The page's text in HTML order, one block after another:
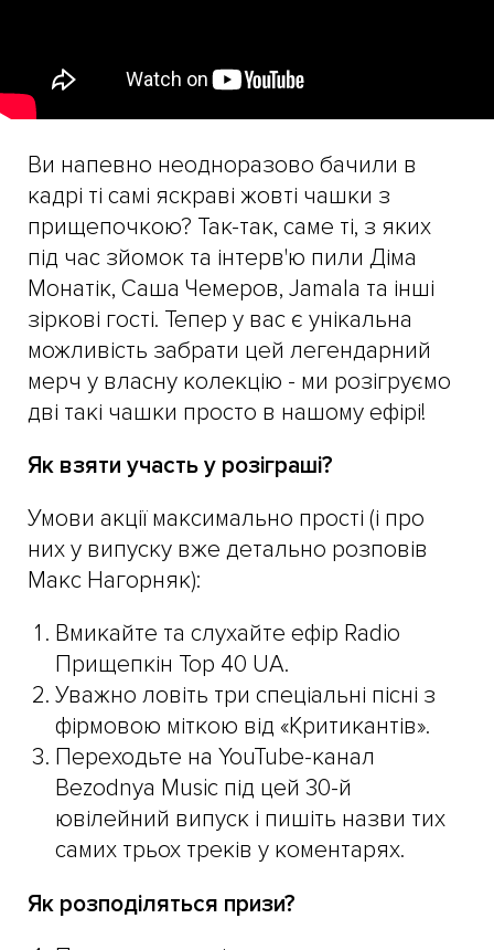
Ви напевно неодноразово бачили в
кадрі ті самі яскраві жовті чашки з
прищепочкою? Так-так, саме ті, з яких
під час зйомок та інтерв'ю пили Діма
Монатік, Саша Чемеров, Jamala та інші
зіркові гості. Тепер у вас є унікальна
можливість забрати цей легендарний
мерч у власну колекцію - ми розігруємо
дві такі чашки просто в нашому ефірі!
Як взяти участь у розіграші?
Умови акції максимально прості (і про
них у випуску вже детально розповів
Макс Нагорняк):
Вмикайте та слухайте ефір Radio
Прищепкін Top 40 UA.
Уважно ловіть три спеціальні пісні з
фірмовою міткою від «Критикантів».
Переходьте на YouTube-канал
Bezodnya Music під цей 30-й
ювілейний випуск і пишіть назви тих
самих трьох треків у коментарях.
Як розподіляться призи?